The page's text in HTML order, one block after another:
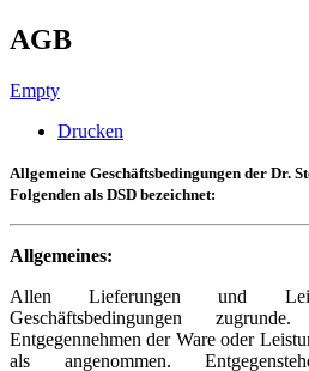
AGB
Empty
Drucken
Allgemeine Geschäftsbedingungen der Dr.
Folgenden als DSD bezeichnet:
Allgemeines:
Allen Lieferungen und
Geschäftsbedingungen
Entgegennehmen der Ware oder
als angenommen.